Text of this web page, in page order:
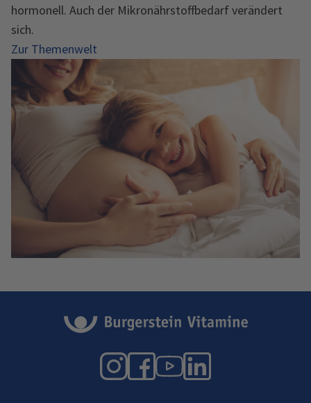
hormonell. Auch der Mikronährstoffbedarf verändert
sich.
Zur Themenwelt
Instagram
Facebook
YouTube
LinkedIn